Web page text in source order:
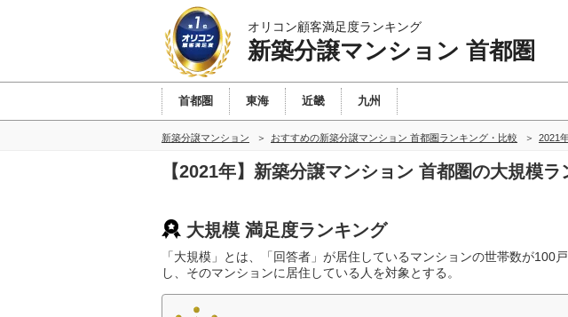
オリコン顧客満足度ランキング
新築分譲マンション 首都圏
首都圏 東海 近畿 九州
新築分譲マンション おすすめの新築分譲マンション 首都圏ランキング・比較 2021
【2021年】新築分譲マンション 首都圏の大規模
大規模 満足度ランキング
「大規模」とは、「回答者」が居住しているマンションの世帯数が100
し、そのマンションに居住している人を対象とする。